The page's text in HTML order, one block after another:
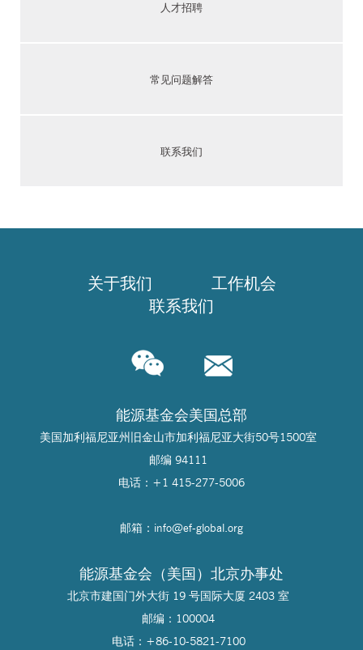
人才招聘
常见问题解答
联系我们
关于我们
工作机会
联系我们
能源基金会美国总部
美国加利福尼亚州旧金山市加利福尼亚大街50号1500室
邮编 94111
电话：+1 415-277-5006
邮箱：info@ef-global.org
能源基金会（美国）北京办事处
北京市建国门外大街 19 号国际大厦 2403 室
邮编：100004
电话：+86-10-5821-7100